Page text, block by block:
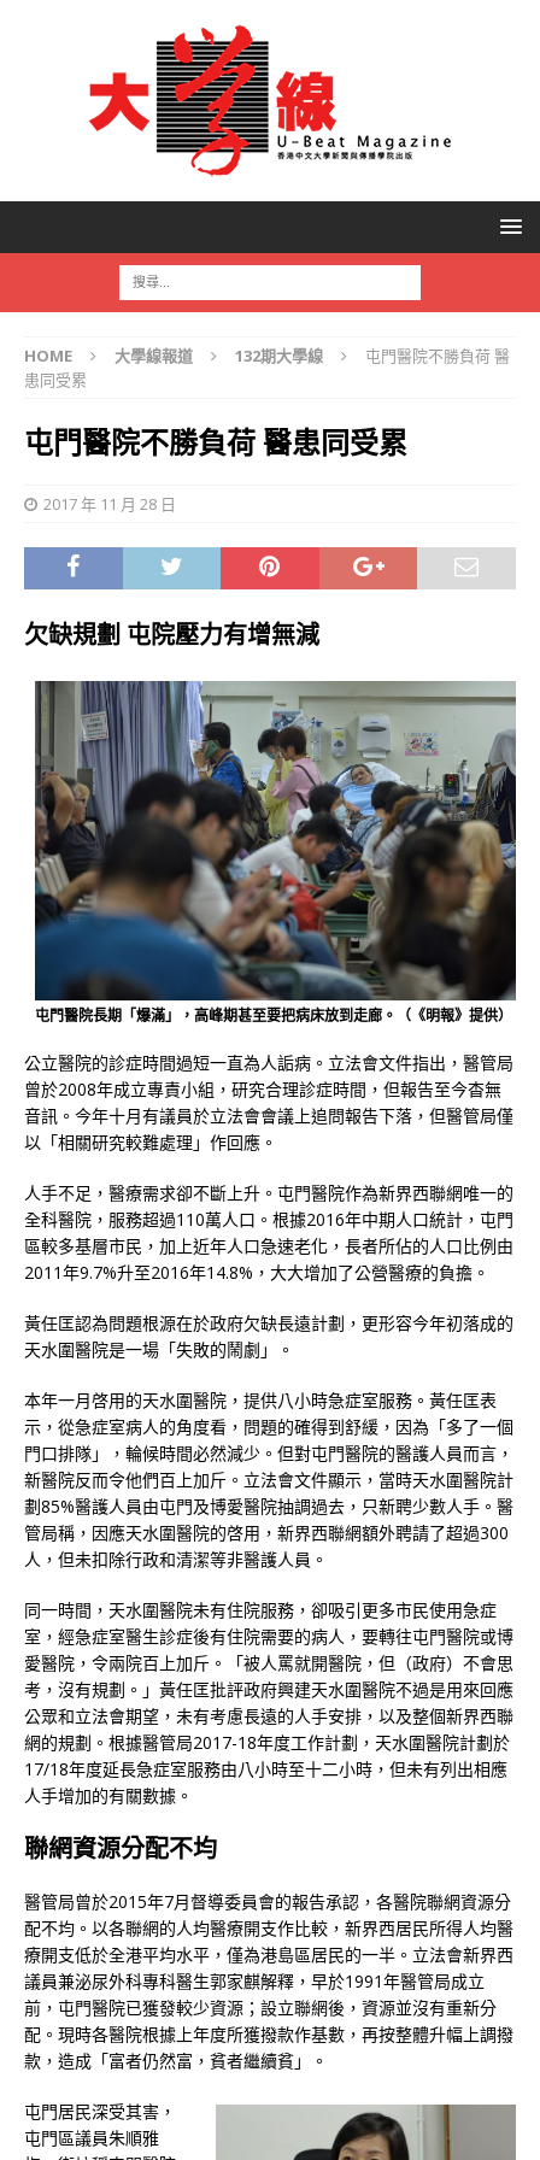
HOME 大學線報道 132期大學線
屯門醫院不勝負荷 醫
患同受累
屯門醫院不勝負荷 醫患同受累
2017 年 11 月 28 日
欠缺規劃 屯院壓力有增無減
屯門醫院長期「爆滿」，高峰期甚至要把病床放到走廊。（《明報》提供）
公立醫院的診症時間過短一直為人詬病。立法會文件指出，醫管局
曾於2008年成立專責小組，研究合理診症時間，但報告至今杳無
音訊。今年十月有議員於立法會會議上追問報告下落，但醫管局僅
以「相關研究較難處理」作回應。
人手不足，醫療需求卻不斷上升。屯門醫院作為新界西聯網唯一的
全科醫院，服務超過110萬人口。根據2016年中期人口統計，屯門
區較多基層市民，加上近年人口急速老化，長者所佔的人口比例由
2011年9.7%升至2016年14.8%，大大增加了公營醫療的負擔。
黃任匡認為問題根源在於政府欠缺長遠計劃，更形容今年初落成的
天水圍醫院是一場「失敗的鬧劇」。
本年一月啓用的天水圍醫院，提供八小時急症室服務。黃任匡表
示，從急症室病人的角度看，問題的確得到舒緩，因為「多了一個
門口排隊」，輪候時間必然減少。但對屯門醫院的醫護人員而言，
新醫院反而令他們百上加斤。立法會文件顯示，當時天水圍醫院計
劃85%醫護人員由屯門及博愛醫院抽調過去，只新聘少數人手。醫
管局稱，因應天水圍醫院的啓用，新界西聯網額外聘請了超過300
人，但未扣除行政和清潔等非醫護人員。
同一時間，天水圍醫院未有住院服務，卻吸引更多市民使用急症
室，經急症室醫生診症後有住院需要的病人，要轉往屯門醫院或博
愛醫院，令兩院百上加斤。「被人罵就開醫院，但（政府）不會思
考，沒有規劃。」黃任匡批評政府興建天水圍醫院不過是用來回應
公眾和立法會期望，未有考慮長遠的人手安排，以及整個新界西聯
網的規劃。根據醫管局2017-18年度工作計劃，天水圍醫院計劃於
17/18年度延長急症室服務由八小時至十二小時，但未有列出相應
人手增加的有關數據。
聯網資源分配不均
醫管局曾於2015年7月督導委員會的報告承認，各醫院聯網資源分
配不均。以各聯網的人均醫療開支作比較，新界西居民所得人均醫
療開支低於全港平均水平，僅為港島區居民的一半。立法會新界西
議員兼泌尿外科專科醫生郭家麒解釋，早於1991年醫管局成立
前，屯門醫院已獲發較少資源；設立聯網後，資源並沒有重新分
配。現時各醫院根據上年度所獲撥款作基數，再按整體升幅上調撥
款，造成「富者仍然富，貧者繼續貧」。
屯門居民深受其害，
屯門區議員朱順雅